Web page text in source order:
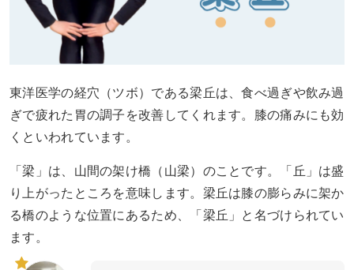
東洋医学の経穴（ツボ）である梁丘は、食べ過ぎや飲み過
ぎで疲れた胃の調子を改善してくれます。膝の痛みにも効
くといわれています。
「梁」は、山間の架け橋（山梁）のことです。「丘」は盛
り上がったところを意味します。梁丘は膝の膨らみに架か
る橋のような位置にあるため、「梁丘」と名づけられてい
ます。